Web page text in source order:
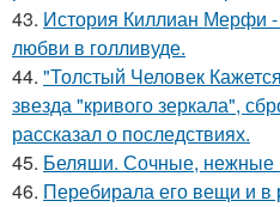
43. История Киллиан Мерфи
любви в голливуде.
44. "Толстый Человек
звезда "кривого зеркала",
рассказал о последствиях.
45. Беляши. Сочные, нежные
46. Перебирала его вещи и в